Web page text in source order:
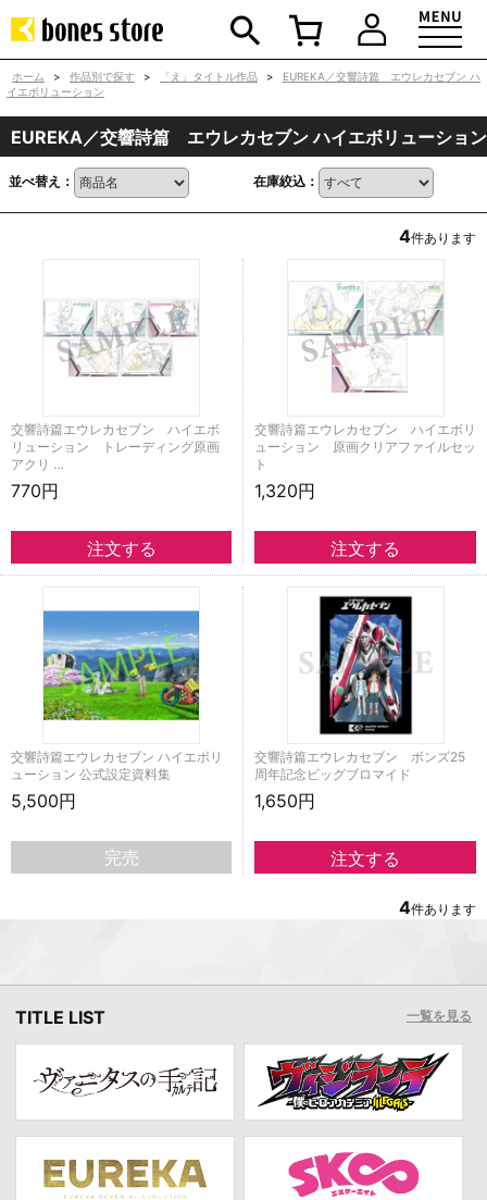
ホーム > 作品別で探す > 「え」タイトル作品 >
EUREKA／交響詩篇 エウレカセブン ハ
イエボリューション
EUREKA／交響詩篇 エウレカセブン ハイエボリューション
並べ替え： 在庫絞込：
4件あります
交響詩篇エウレカセブン ハイエボ
リューション トレーディング原画
アクリ …
770円
交響詩篇エウレカセブン ハイエボリ
ューション 原画クリアファイルセッ
ト
1,320円
交響詩篇エウレカセブン ハイエボリ
ューション 公式設定資料集
5,500円
完売
交響詩篇エウレカセブン ボンズ25
周年記念ビッグブロマイド
1,650円
4件あります
TITLE LIST 一覧を見る